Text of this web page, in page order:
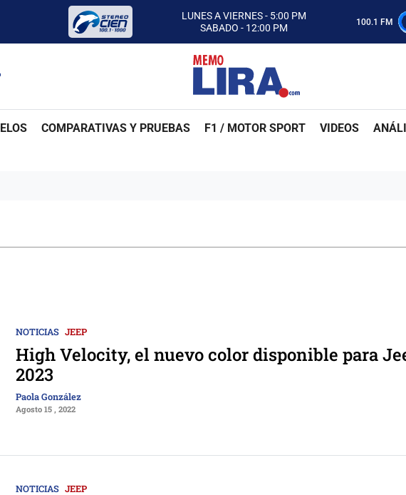
LUNES A VIERNES - 5:00 PM
SABADO - 12:00 PM
ESCUCHA AUTOS AL CIEN
CON MEMO LIRA Y SU EQUIPO
LUNES A VIERNES - 5:00 PM
SABADO - 12:00 PM
100.1 FM
COMPARATIVAS Y PRUEBAS F1 / MOTOR SPORT VIDEOS
NOTICIAS JEEP
High Velocity, el nuevo color disponible para
2023
Paola González
Agosto 15 , 2022
NOTICIAS JEEP